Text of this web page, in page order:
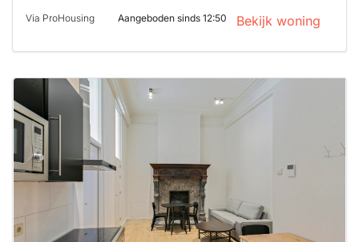
Via ProHousing Aangeboden sinds 12:50 Bekijk woning
Deze woning
is
waarschijnlijk
al verhuurd
Om kans te
maken moet je
binnen 15
minuten
Stekkies helpt